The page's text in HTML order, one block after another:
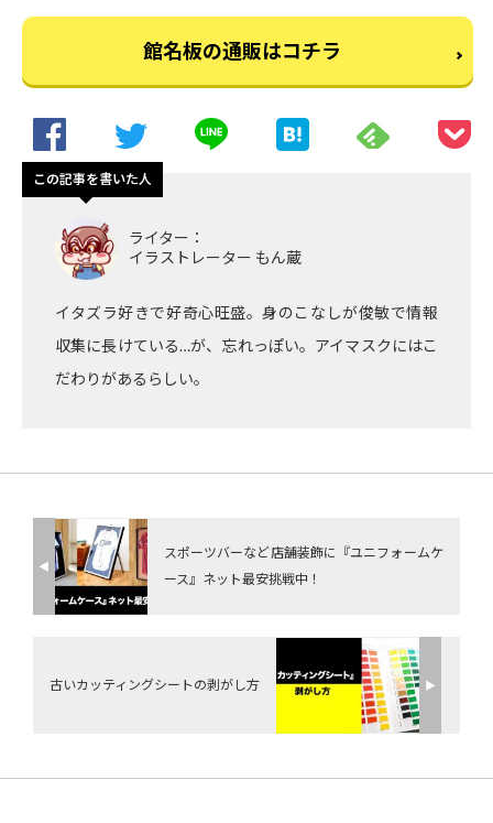
館名板の通販はコチラ
ライター：
イラストレーター もん蔵
イタズラ好きで好奇心旺盛。身のこなしが俊敏で情報
収集に長けている…が、忘れっぽい。アイマスクにはこ
だわりがあるらしい。
この記事を書いた人
◀︎
スポーツバーなど店舗装飾に『ユニフォームケ
ース』ネット最安挑戦中！
古いカッティングシートの剥がし方 ▶︎